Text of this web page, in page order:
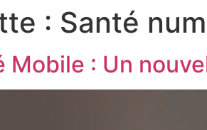
: Santé
Mobile : Un